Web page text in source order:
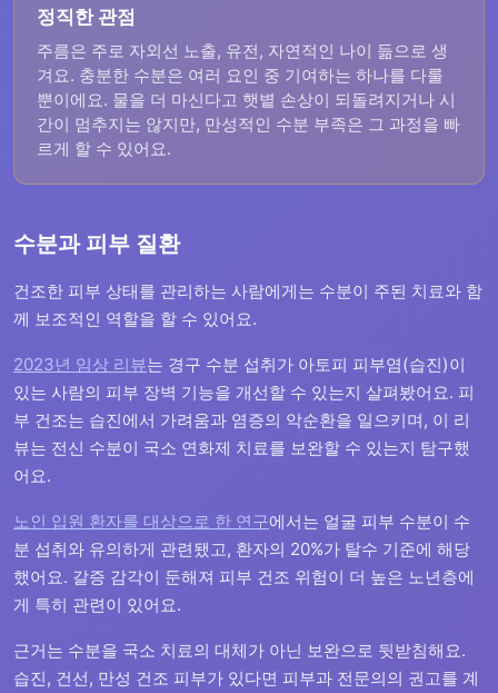
정직한 관점
주름은 주로 자외선 노출, 유전, 자연적인 나이 듦으로 생
겨요. 충분한 수분은 여러 요인 중 기여하는 하나를 다룰
뿐이에요. 물을 더 마신다고 햇볕 손상이 되돌려지거나 시
간이 멈추지는 않지만, 만성적인 수분 부족은 그 과정을 빠
르게 할 수 있어요.
수분과 피부 질환
건조한 피부 상태를 관리하는 사람에게는 수분이 주된 치료와 함
께 보조적인 역할을 할 수 있어요.
2023년 임상 리뷰는 경구 수분 섭취가 아토피 피부염(습진)이
있는 사람의 피부 장벽 기능을 개선할 수 있는지 살펴봤어요. 피
부 건조는 습진에서 가려움과 염증의 악순환을 일으키며, 이 리
뷰는 전신 수분이 국소 연화제 치료를 보완할 수 있는지 탐구했
어요.
노인 입원 환자를 대상으로 한 연구에서는 얼굴 피부 수분이 수
분 섭취와 유의하게 관련됐고, 환자의 20%가 탈수 기준에 해당
했어요. 갈증 감각이 둔해져 피부 건조 위험이 더 높은 노년층에
게 특히 관련이 있어요.
근거는 수분을 국소 치료의 대체가 아닌 보완으로 뒷받침해요.
습진, 건선, 만성 건조 피부가 있다면 피부과 전문의의 권고를 계